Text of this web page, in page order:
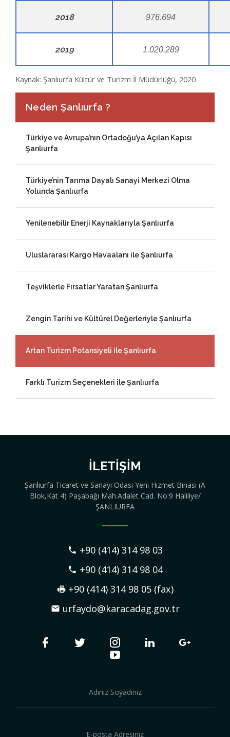
2018 976.694
2019 1.020.289
Kaynak: Şanlıurfa Kültür ve Turizm İl Müdürlüğü, 2020
Neden Şanlıurfa ?
Türkiye ve Avrupa’nın Ortadoğu’ya Açılan Kapısı
Şanlıurfa
Türkiye’nin Tarıma Dayalı Sanayi Merkezi Olma
Yolunda Şanlıurfa
Yenilenebilir Enerji Kaynaklarıyla Şanlıurfa
Uluslararası Kargo Havaalanı ile Şanlıurfa
Teşviklerle Fırsatlar Yaratan Şanlıurfa
Zengin Tarihi ve Kültürel Değerleriyle Şanlıurfa
Artan Turizm Potansiyeli ile Şanlıurfa
Farklı Turizm Seçenekleri ile Şanlıurfa
İLETIŞIM
Şanlıurfa Ticaret ve Sanayi Odası Yeni Hizmet Binası (A
Blok,Kat 4) Paşabağı Mah.Adalet Cad. No:9 Haliliye/
ŞANLIURFA
+90 (414) 314 98 03
+90 (414) 314 98 04
+90 (414) 314 98 05 (fax)
urfaydo@karacadag.gov.tr